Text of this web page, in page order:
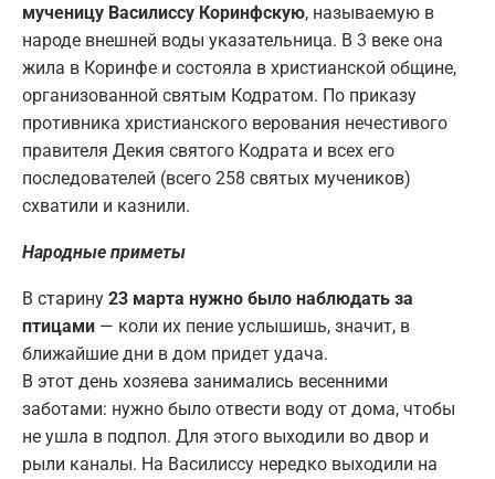
мученицу Василиссу Коринфскую, называемую в
народе внешней воды указательница. В 3 веке она
жила в Коринфе и состояла в христианской общине,
организованной святым Кодратом. По приказу
противника христианского верования нечестивого
правителя Декия святого Кодрата и всех его
последователей (всего 258 святых мучеников)
схватили и казнили.
Народные приметы
В старину 23 марта нужно было наблюдать за
птицами — коли их пение услышишь, значит, в
ближайшие дни в дом придет удача.
В этот день хозяева занимались весенними
заботами: нужно было отвести воду от дома, чтобы
не ушла в подпол. Для этого выходили во двор и
рыли каналы. На Василиссу нередко выходили на